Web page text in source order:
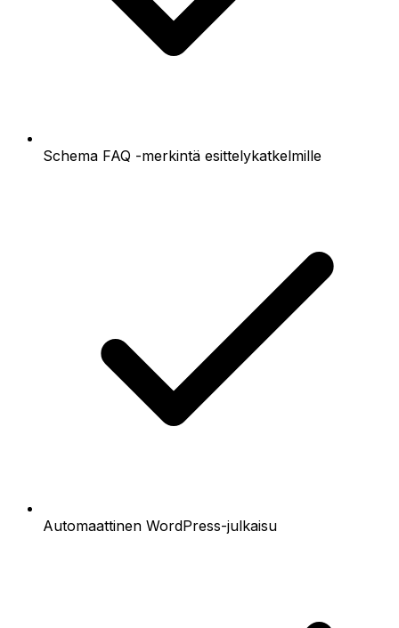
Schema FAQ -merkintä esittelykatkelmille
Automaattinen WordPress-julkaisu